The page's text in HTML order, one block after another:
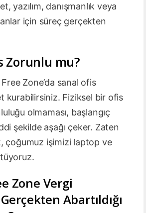
yazılım, danışmanlık veya
için süreç gerçekten
Zorunlu mu?
Zone’da sanal ofis
kurabilirsiniz. Fiziksel bir ofis
olmaması, başlangıç
şekilde aşağı çeker. Zaten
çoğumuz işimizi laptop ve
Zone Vergi
Abartıldığı